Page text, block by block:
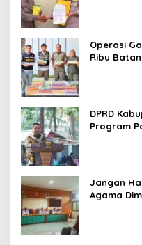
Operasi
Ribu
DPRD
Program
Jangan
Agama